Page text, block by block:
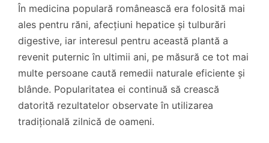
În medicina populară românească era folosită mai
ales pentru răni, afecțiuni hepatice și tulburări
digestive, iar interesul pentru această plantă a
revenit puternic în ultimii ani, pe măsură ce tot mai
multe persoane caută remedii naturale eficiente și
blânde. Popularitatea ei continuă să crească
datorită rezultatelor observate în utilizarea
tradițională zilnică de oameni.